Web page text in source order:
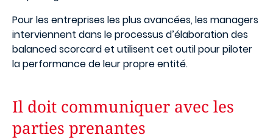
Pour les entreprises les plus avancées, les managers
interviennent dans le processus d’élaboration des
balanced scorcard et utilisent cet outil pour piloter
la performance de leur propre entité.
Il doit communiquer avec les
parties prenantes